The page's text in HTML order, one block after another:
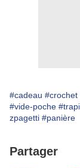
#cadeau #crochet
#vide-poche
zpagetti #panière
Partager